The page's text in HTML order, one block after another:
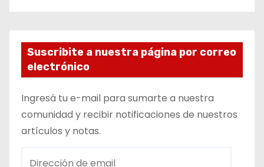
Suscribite a nuestra página por correo
electrónico
Ingresá tu e-mail para sumarte a nuestra
comunidad y recibir notificaciones de nuestros
artículos y notas.